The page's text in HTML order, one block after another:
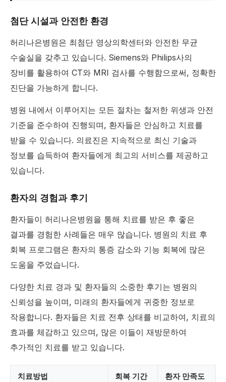
첨단 시설과 안전한 환경
허리나은병원은 최첨단 영상의학센터와 안전한 무균
수술실을 갖추고 있습니다. Siemens와 Philips사의
장비를 활용하여 CT와 MRI 검사를 수행함으로써, 정확한
진단을 가능하게 합니다.
병원 내에서 이루어지는 모든 절차는 철저한 위생과 안전
기준을 준수하여 진행되며, 환자들은 안심하고 치료를
받을 수 있습니다. 의료진은 지속적으로 최신 기술과
정보를 습득하여 환자들에게 최고의 서비스를 제공하고
있습니다.
환자의 경험과 후기
환자들이 허리나은병원을 통해 치료를 받은 후 좋은
결과를 경험한 사례들은 매우 많습니다. 병원의 치료 후
회복 프로그램은 환자의 통증 감소와 기능 회복에 많은
도움을 주었습니다.
다양한 치료 경과 및 환자들의 소중한 후기는 병원의
신뢰성을 높이며, 미래의 환자들에게 귀중한 정보로
작용합니다. 환자들은 치료 전후 상태를 비교하여, 치료의
효과를 체감하고 있으며, 많은 이들이 재방문하여
추가적인 치료를 받고 있습니다.
치료방법 회복 기간 환자 만족도